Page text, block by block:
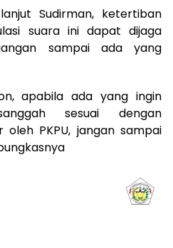
Sudirman, ketertiban
suara ini dapat dijaga
sampai ada yang
apabila ada yang ingin
sesuai dengan
PKPU, jangan sampai